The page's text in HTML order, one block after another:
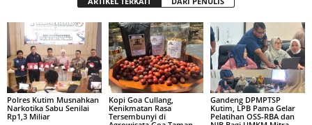
Polres Kutim Musnahkan
Narkotika Sabu Senilai
Rp1,3 Miliar
Kopi Goa Cullang,
Kenikmatan Rasa
Tersembunyi di
Gandeng DPMPTSP
Kutim, LPB Pama Gelar
Pelatihan OSS-RBA dan